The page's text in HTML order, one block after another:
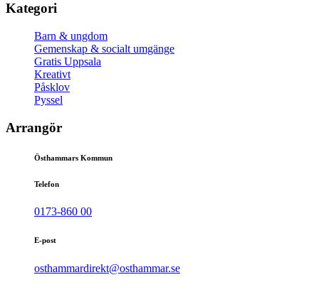
Kategori
Barn & ungdom
Gemenskap & socialt umgänge
Gratis Uppsala
Kreativt
Påsklov
Pyssel
Arrangör
Östhammars Kommun
Telefon
0173-860 00
E-post
osthammardirekt@osthammar.se